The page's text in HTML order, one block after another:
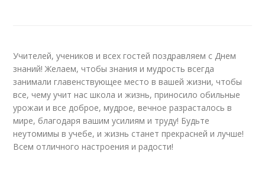
Учителей, учеников и всех гостей поздравляем с Днем
знаний! Желаем, чтобы знания и мудрость всегда
занимали главенствующее место в вашей жизни, чтобы
все, чему учит нас школа и жизнь, приносило обильные
урожаи и все доброе, мудрое, вечное разрасталось в
мире, благодаря вашим усилиям и труду! Будьте
неутомимы в учебе, и жизнь станет прекрасней и лучше!
Всем отличного настроения и радости!